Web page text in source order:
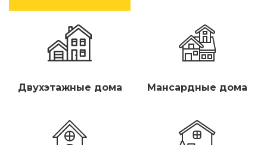
Двухэтажные дома Мансардные дома